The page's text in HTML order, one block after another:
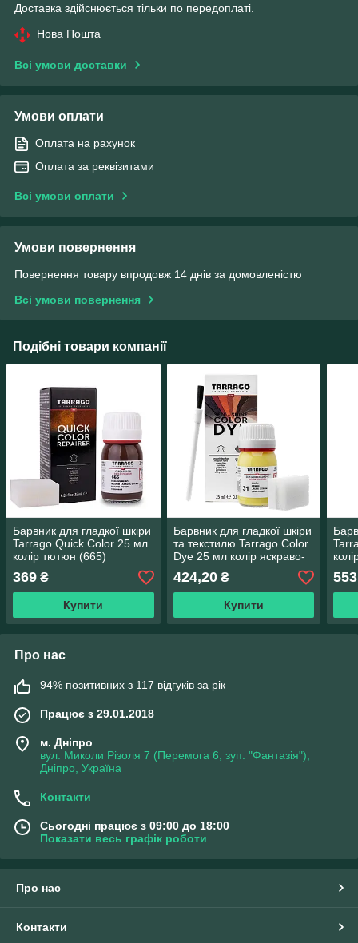
Доставка здійснюється тільки по передоплаті.
Нова Пошта
Всі умови доставки
Умови оплати
Оплата на рахунок
Оплата за реквізитами
Всі умови оплати
Умови повернення
Повернення товару впродовж 14 днів за домовленістю
Всі умови повернення
Подібні товари компанії
Барвник для гладкої шкіри
Tarrago Quick Color 25 мл
колір тютюн (665)
369 ₴
Купити
Барвник для гладкої шкіри
та текстилю Tarrago Color
Dye 25 мл колір яскраво-
жовтий (31)
424,20₴
Купити
Про нас
94% позитивних з 117 відгуків за рік
Працює з 29.01.2018
м. Дніпро
вул. Миколи Різоля 7 (Перемога 6, зуп. "Фантазія"),
Дніпро, Україна
Контакти
Сьогодні працює з 09:00 до 18:00
Показати весь графік роботи
Про нас
Контакти